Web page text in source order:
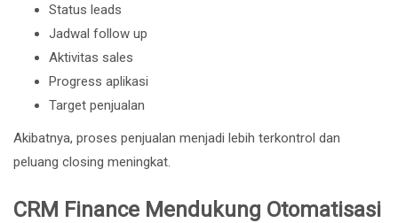
Status leads
Jadwal follow up
Aktivitas sales
Progress aplikasi
Target penjualan
Akibatnya, proses penjualan menjadi lebih terkontrol dan
peluang closing meningkat.
CRM Finance Mendukung Otomatisasi